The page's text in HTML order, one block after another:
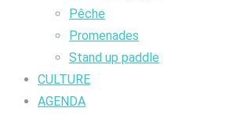
Pêche
Promenades
Stand up paddle
CULTURE
AGENDA